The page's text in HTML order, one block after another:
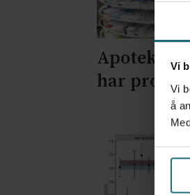
Vi
Vi
å
Apoteker
har